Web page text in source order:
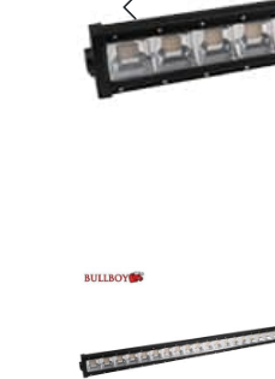
E-R 9:00 - 18:00